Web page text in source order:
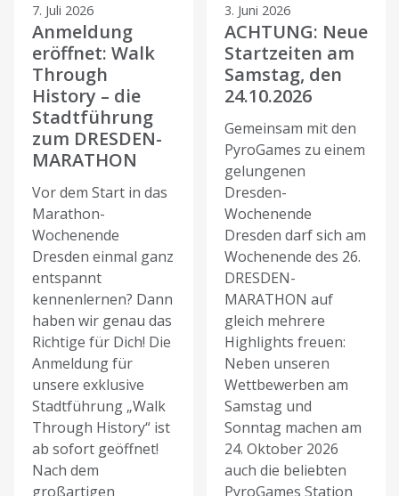
7. Juli 2026
Anmeldung
eröffnet: Walk
Through
History – die
Stadtführung
zum DRESDEN-
MARATHON
Vor dem Start in das
Marathon-
Wochenende
Dresden einmal ganz
entspannt
kennenlernen? Dann
haben wir genau das
Richtige für Dich! Die
Anmeldung für
unsere exklusive
Stadtführung „Walk
Through History“ ist
ab sofort geöffnet!
Nach dem
großartigen
3. Juni 2026
ACHTUNG: Neue
Startzeiten am
Samstag, den
24.10.2026
Gemeinsam mit den
PyroGames zu einem
gelungenen
Dresden-
Wochenende
Dresden darf sich am
Wochenende des 26.
DRESDEN-
MARATHON auf
gleich mehrere
Highlights freuen:
Neben unseren
Wettbewerben am
Samstag und
Sonntag machen am
24. Oktober 2026
auch die beliebten
PyroGames Station